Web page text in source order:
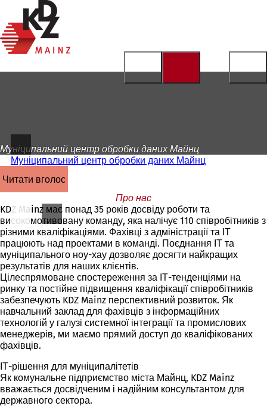
Перейти до змісту
головну
сторінку
Муніципальний центр обробки даних Майнц
Муніципальний центр обробки даних Майнц
читати вголос
Про нас
KDZ Mainz має понад 35 років досвіду роботи та
високомотивовану команду, яка налічує 110 співробітників з
різними кваліфікаціями. Фахівці з адміністрації та ІТ
працюють над проектами в команді. Поєднання ІТ та
муніципального ноу-хау дозволяє досягти найкращих
результатів для наших клієнтів.
Цілеспрямоване спостереження за ІТ-тенденціями на
ринку та постійне підвищення кваліфікації співробітників
забезпечують KDZ Mainz перспективний розвиток. Як
навчальний заклад для фахівців з інформаційних
технологій у галузі системної інтеграції та промислових
менеджерів, ми маємо прямий доступ до кваліфікованих
фахівців.
ІТ-рішення для муніципалітетів
Як комунальне підприємство міста Майнц, KDZ Mainz
вважається досвідченим і надійним консультантом для
державного сектора.